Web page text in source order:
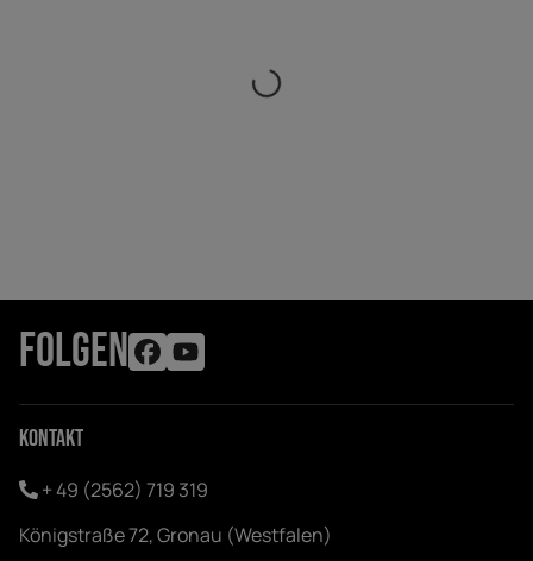
FOLGEN
Kontakt
+ 49 (2562) 719 319
Königstraße 72, Gronau (Westfalen)